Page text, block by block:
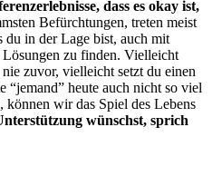
dass es okay ist,
Befürchtungen, treten meist
du in der Lage bist, auch mit
zu finden. Vielleicht
zuvor, vielleicht setzt du einen
“jemand” heute auch nicht so viel
wir das Spiel des Lebens
wünschst, sprich